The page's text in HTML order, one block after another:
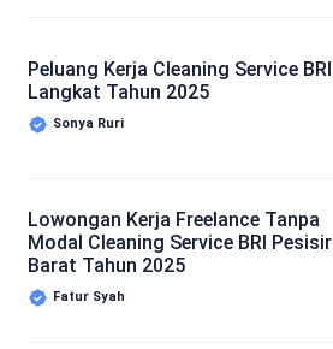
Peluang Kerja Cleaning Service BRI
Langkat Tahun 2025
Sonya Ruri
Lowongan Kerja Freelance Tanpa
Modal Cleaning Service BRI Pesisir
Barat Tahun 2025
Fatur Syah